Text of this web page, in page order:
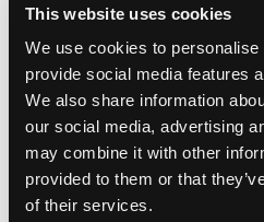
This website uses cookies
We use cookies to
provide social media features
We also share information
our social media, advertising
may combine it with other
provided to them or that
of their services.
una brocha para rociar,
marina. Ponga a un lado.
Para el aderezo de
Para el aderezo, usa un
para mezclar la fruta, los
hasta que quede suave.
Mientras el procesador